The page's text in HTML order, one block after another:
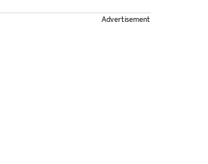
Advertisement